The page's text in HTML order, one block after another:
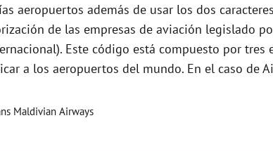
d
e
aeropuertos además de usar los dos
de las empresas de aviación legislado
Este código está compuesto por
a los aeropuertos del mundo. En el caso de
Maldivian Airways